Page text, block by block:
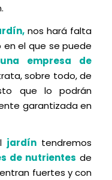
nos hará falta
el que se puede
empresa de
sobre todo, de
que lo podrán
garantizada en
jardín tendremos
de nutrientes de
fuertes y con